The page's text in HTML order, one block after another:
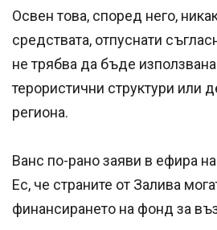
Освен това, според него,
средствата, отпуснати
не трябва да бъде
терористични структури или
региона.
Ванс по-рано заяви в ефира
Ес, че страните от Залива
финансирането на фонд за